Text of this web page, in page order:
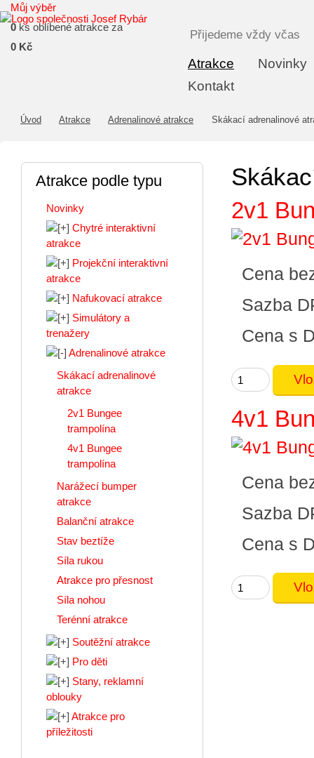
Atrakce
Novinky
Kontakt
Můj výběr
0 ks oblíbené atrakce za
0 Kč
Přijedeme vždy včas
Úvod Atrakce Adrenalinové atrakce Skákací adrenalinové
2v1
Cena
Sazba
Cena s
4v1
Cena
Sazba
Cena s
Atrakce podle typu
Novinky
Chytré interaktivní
atrakce
Projekční interaktivní
atrakce
Nafukovací atrakce
Simulátory a
trenažery
Adrenalinové atrakce
Skákací adrenalinové
atrakce
2v1 Bungee
trampolína
4v1 Bungee
trampolína
Narážecí bumper
atrakce
Balanční atrakce
Stav beztíže
Síla rukou
Atrakce pro přesnost
Síla nohou
Terénní atrakce
Soutěžní atrakce
Pro děti
Stany, reklamní
oblouky
Atrakce pro
příležitosti